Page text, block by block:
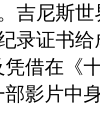
伤
力深夜将其击毙
吉尼斯
录证书
凭借在《
影片中